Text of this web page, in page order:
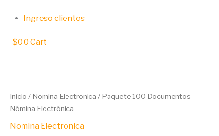
Ingreso clientes
$0 0 Cart
Inicio / Nomina Electronica / Paquete 100 Documentos
Nómina Electrónica
Nomina Electronica
Documentos
Nómina
cantidad